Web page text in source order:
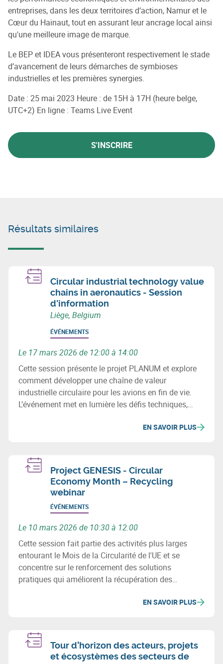
entreprises, dans les deux territoires d’action, Namur et le
Cœur du Hainaut, tout en assurant leur ancrage local ainsi
qu'une meilleure image de marque.
Le BEP et IDEA vous présenteront respectivement le stade
d’avancement de leurs démarches de symbioses
industrielles et les premières synergies.
Date : 25 mai 2023 Heure : de 15H à 17H (heure belge,
UTC+2) En ligne : Teams Live Event
S'INSCRIRE
Résultats similaires
Circular industrial technology value
chains in aeronautics - Session
d'information
Liège, Belgium
ÉVÉNEMENTS
Le 17 mars 2026 de 12:00 à 14:00
Cette session présente le projet PLANUM et explore
comment développer une chaîne de valeur
industrielle circulaire pour les avions en fin de vie.
L’événement met en lumière les défis techniques,
récupération des métaux et composites.EN SAVOIR PLUS
Project GENESIS - Circular
Economy Month – Recycling
webinar
ÉVÉNEMENTS
Le 10 mars 2026 de 10:30 à 12:00
Cette session fait partie des activités plus larges
entourant le Mois de la Circularité de l'UE et se
concentre sur le renforcement des solutions
pratiques qui améliorent la récupération des
EN SAVOIR PLUS
Tour d’horizon des acteurs, projets
et écosystèmes des secteurs de